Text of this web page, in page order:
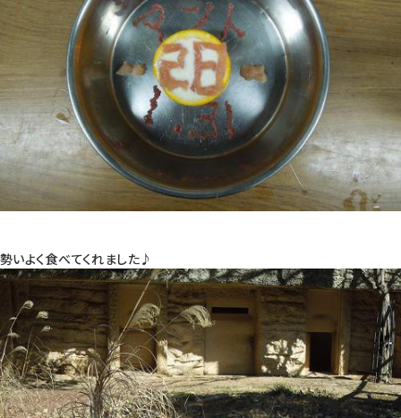
勢いよく食べてくれました♪